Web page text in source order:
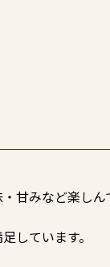
甘みなど楽しん
しています。